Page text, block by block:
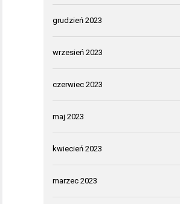
grudzień 2023
wrzesień 2023
czerwiec 2023
maj 2023
kwiecień 2023
marzec 2023